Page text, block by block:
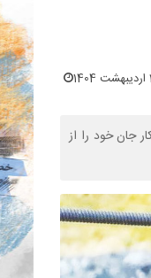
بر اثر حوادث ناشی از کار جان خود را از